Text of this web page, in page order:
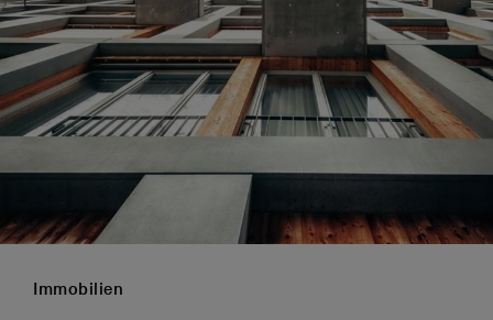
Immobilien